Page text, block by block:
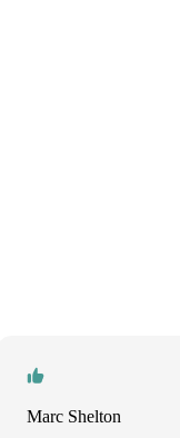
Marc Shelton